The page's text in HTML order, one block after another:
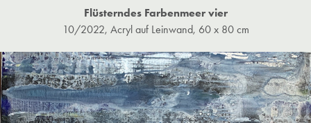
Flüsterndes Farbenmeer vier
10/2022, Acryl auf Leinwand, 60 x 80 cm​​​​​​​